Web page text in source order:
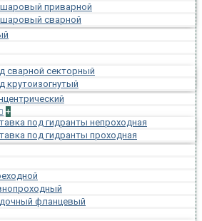
приварной
сварной
сварной секторный
крутоизогнутый
+
под гидранты непроходная
под гидранты проходная
фланцевый